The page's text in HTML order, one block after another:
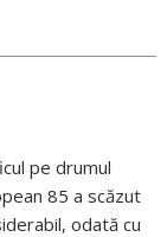
pe drumul
85 a scăzut
odată cu